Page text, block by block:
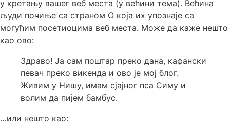
у кретању вашег веб места (у већини тема). Већина
људи почиње са страном О која их упознаје са
могућим посетиоцима веб места. Може да каже нешто
као ово:
Здраво! Ја сам поштар преко дана, кафански
певач преко викенда и ово је мој блог.
Живим у Нишу, имам сјајног пса Симу и
волим да пијем бамбус.
…или нешто као: